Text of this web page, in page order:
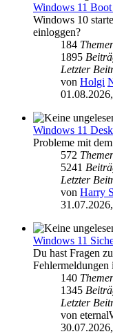
Windows 11
Windows 10
einloggen?
184
1895
Letzter
von Holgi
Windows 11
Probleme mit
572
5241
Letzter
von Harry S
Windows 11
Du hast Fragen
140
1345
Letzter
von